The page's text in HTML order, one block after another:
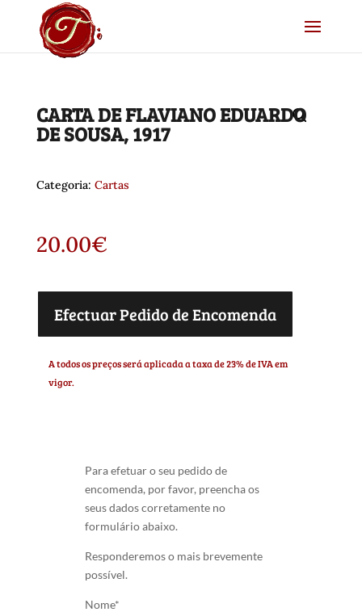
CARTA DE FLAVIANO EDUARDO
DE SOUSA, 1917
Categoria: Cartas
20.00€
Efectuar Pedido de Encomenda
A todos os preços será aplicada a taxa de 23% de IVA em
vigor.
Para efetuar o seu pedido de
encomenda, por favor, preencha os
seus dados corretamente no
formulário abaixo.
Responderemos o mais brevemente
possível.
Nome*